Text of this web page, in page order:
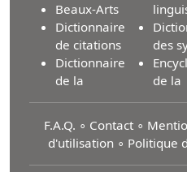
Beaux-Arts
Dictionnaire
de citations
Dictionnaire
de la
des
de la
F.A.Q. ∘ Contact ∘
d'utilisation ∘ Politique